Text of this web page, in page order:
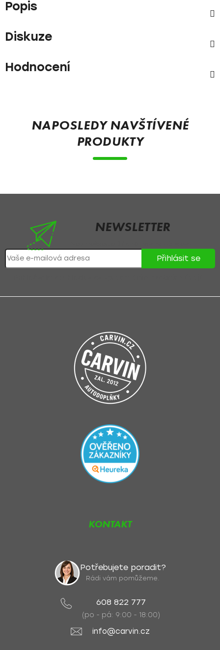
Popis
Diskuze
Hodnocení
NAPOSLEDY NAVŠTÍVENÉ
PRODUKTY
NEWSLETTER
Přihlásit se
KONTAKT
Potřebujete poradit?
Rádi vám pomůžeme.
608 822 777
(po - pá: 9:00 - 18:00)
info@carvin.cz